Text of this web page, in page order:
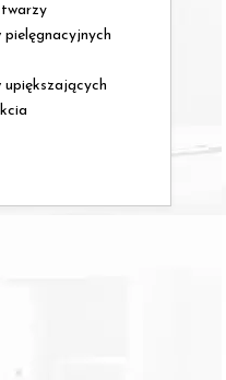
twarzy
pielęgnacyjnych
upiększających